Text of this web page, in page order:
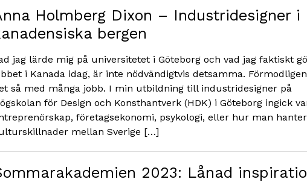
Holmberg Dixon – Industridesigner i
bergen
jag lärde mig på universitetet i Göteborg och vad jag faktiskt
i Kanada idag, är inte nödvändigtvis detsamma.
så med många jobb. I min utbildning till industridesigner på
för Design och Konsthantverk (HDK) i Göteborg ingick
företagsekonomi, psykologi, eller hur man
mellan Sverige […]
2023: Lånad